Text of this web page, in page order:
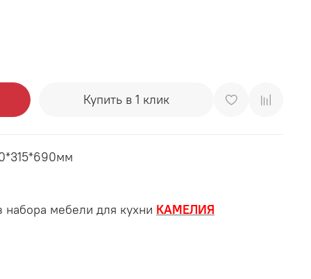
Купить в 1 клик
мебели для кухни КАМЕЛИЯ